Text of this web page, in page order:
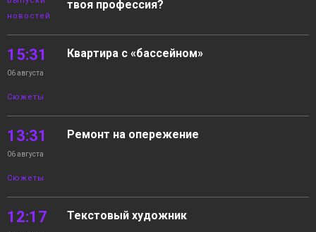
новостей
твоя профессия?
15:31
06 августа
Сюжеты
Квартира с «бассейном»
13:31
06 августа
Сюжеты
Ремонт на опережение
12:17 Текстовый художник